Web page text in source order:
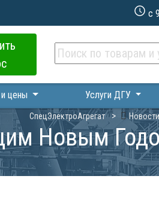
с
цены Услуги ДГУ
СпецЭлектроАгрегат Новости
Новым